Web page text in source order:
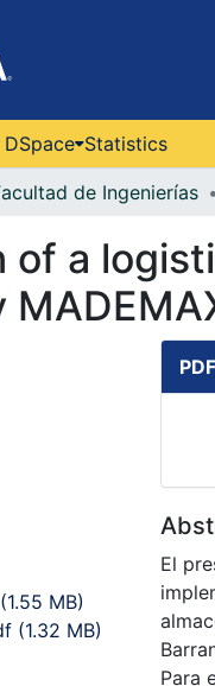
Statistics
de Ingenierías
of a
(1.55 MB)
(1.32 MB)
El
Para